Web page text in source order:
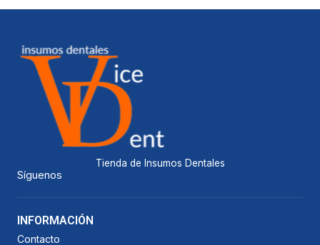
Tienda de Insumos Dentales
Síguenos
INFORMACIÓN
Contacto